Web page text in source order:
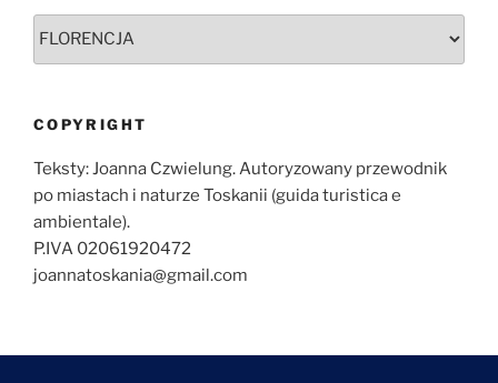
Kategorie
COPYRIGHT
Teksty: Joanna Czwielung. Autoryzowany przewodnik
po miastach i naturze Toskanii (guida turistica e
ambientale).
P.IVA 02061920472
joannatoskania@gmail.com